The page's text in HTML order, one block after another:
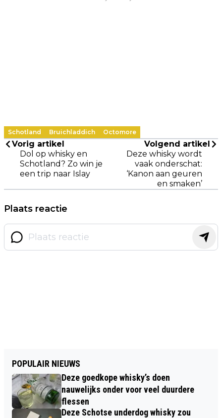
Schotland Bruichladdich Octomore
Vorig artikel
Dol op whisky en
Schotland? Zo win je
een trip naar Islay
Volgend artikel
Deze whisky wordt
vaak onderschat:
‘Kanon aan geuren
en smaken’
Plaats reactie
POPULAIR NIEUWS
Deze goedkope whisky’s doen
nauwelijks onder voor veel duurdere
flessen
Deze Schotse underdog whisky zou